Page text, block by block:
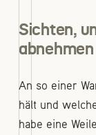
Sichten,
abnehmen
An so einer
hält und
habe eine